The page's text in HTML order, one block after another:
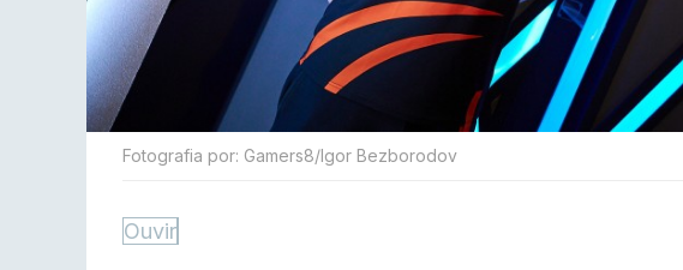
Fotografia por: Gamers8/Igor Bezborodov
Ouvir